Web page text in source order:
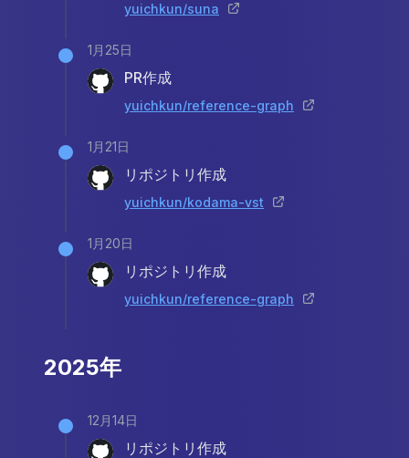
yuichkun/suna
1月25日
PR作成
yuichkun/reference-graph
1月21日
リポジトリ作成
yuichkun/kodama-vst
1月20日
リポジトリ作成
yuichkun/reference-graph
2025年
12月14日
リポジトリ作成